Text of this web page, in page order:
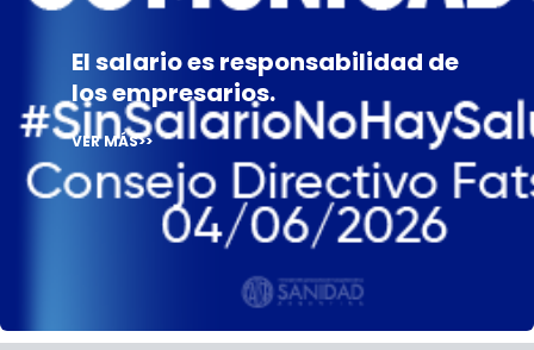
El salario es responsabilidad de
los empresarios.
VER MÁS>>